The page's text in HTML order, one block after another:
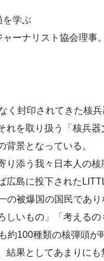
を学ぶ
ーナリスト協会理事
封印されてきた核兵
れを取り扱う「核兵
景となっている。
り添う我々日本人の
島に投下された
被爆国の国民であ
いもの」「考える
約100種類の核弾頭が
果としてあまりにも